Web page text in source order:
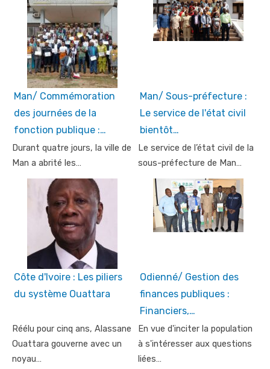
Man/ Commémoration
des journées de la
fonction publique :…
Durant quatre jours, la ville de
Man a abrité les…
Man/ Sous-préfecture :
Le service de l'état civil
bientôt…
Le service de l’état civil de la
sous-préfecture de Man…
Côte d'Ivoire : Les piliers
du système Ouattara
Réélu pour cinq ans, Alassane
Ouattara gouverne avec un
noyau…
Odienné/ Gestion des
finances publiques :
Financiers,…
En vue d'inciter la population
à s'intéresser aux questions
liées…